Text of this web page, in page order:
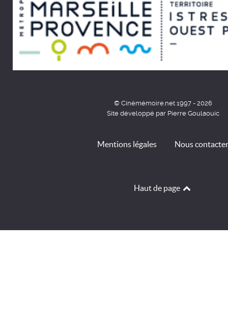
© Cinémémoire.net 1997 - 2026
Site développé par Pierre Goulaouic
Mentions légales Nous contacter
Haut de page